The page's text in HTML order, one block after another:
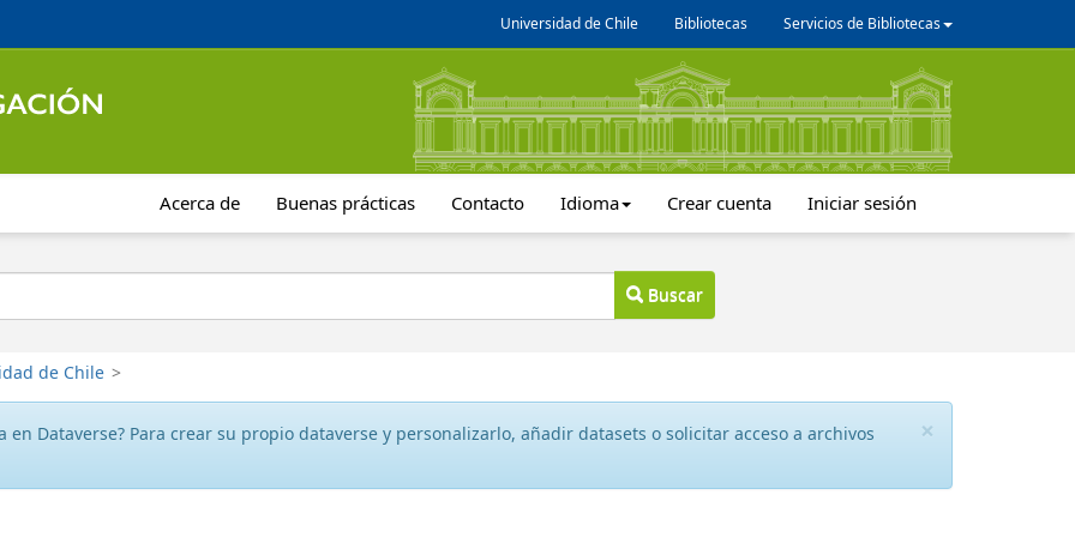
Universidad de Chile Bibliotecas Servicios de Bibliotecas
Acerca de Buenas prácticas Contacto Idioma Crear cuenta Iniciar sesión
Buscar
de Chile >
×
en Dataverse? Para crear su propio dataverse y personalizarlo, añadir datasets o solicitar acceso a archivos